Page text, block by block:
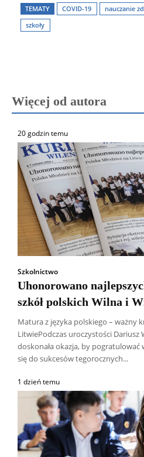
TEMATY COVID-19 nauczanie
szkoły
Więcej od autora
20 godzin temu
Szkolnictwo
Uhonorowano
szkół polskich Wilna i
Matura z języka polskiego – ważny
LitwiePodczas uroczystości Dariusz
doskonała okazja, by
się do sukcesów tegorocznych...
1 dzień temu